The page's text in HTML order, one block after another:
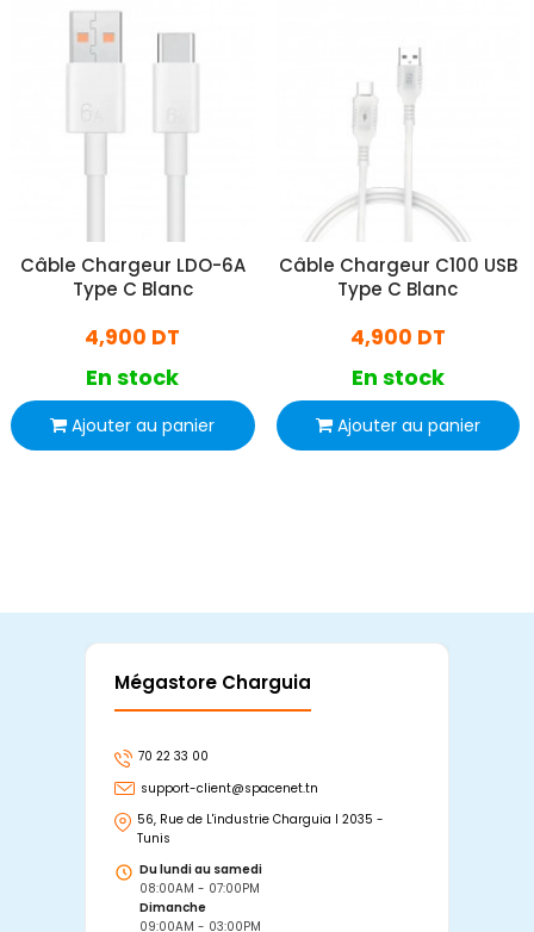
Câble Chargeur LDO-6A
Type C Blanc
4,900 DT
En stock
Ajouter au panier
Câble Chargeur C100 USB
Type C Blanc
4,900 DT
En stock
Ajouter au panier
Mégastore Charguia
70 22 33 00
support-client@spacenet.tn
56, Rue de L'industrie Charguia I 2035 -
Tunis
Du lundi au samedi
08:00AM - 07:00PM
Dimanche
09:00AM - 03:00PM